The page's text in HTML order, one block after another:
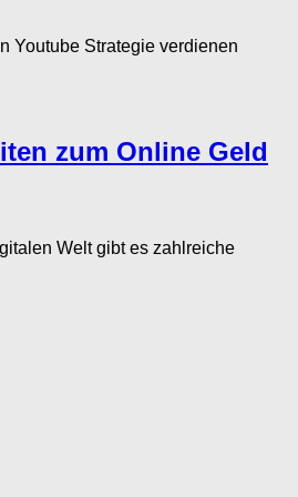
Youtube Strategie verdienen
zum Online Geld
Welt gibt es zahlreiche